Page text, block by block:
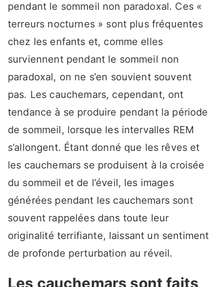
pendant le sommeil non paradoxal. Ces «
terreurs nocturnes » sont plus fréquentes
chez les enfants et, comme elles
surviennent pendant le sommeil non
paradoxal, on ne s’en souvient souvent
pas. Les cauchemars, cependant, ont
tendance à se produire pendant la période
de sommeil, lorsque les intervalles REM
s’allongent. Étant donné que les rêves et
les cauchemars se produisent à la croisée
du sommeil et de l’éveil, les images
générées pendant les cauchemars sont
souvent rappelées dans toute leur
originalité terrifiante, laissant un sentiment
de profonde perturbation au réveil.
Les cauchemars sont faits